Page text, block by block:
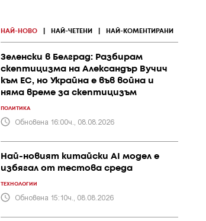
НАЙ-НОВО НАЙ-ЧЕТЕНИ НАЙ-КОМЕНТИРАНИ
Зеленски в Белград: Разбирам
скептицизма на Александър Вучич
към ЕС, но Украйна е във война и
няма време за скептицизъм
ПОЛИТИКА
Обновена 16:00ч., 08.08.2026
Най-новият китайски AI модел е
избягал от тестова среда
ТЕХНОЛОГИИ
Обновена 15:10ч., 08.08.2026